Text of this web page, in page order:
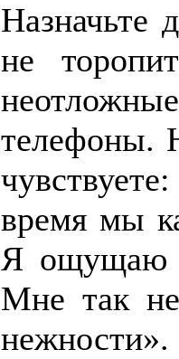
Назначьте
не
телефоны.
время мы
Я ощущаю
Мне так не
нежности».